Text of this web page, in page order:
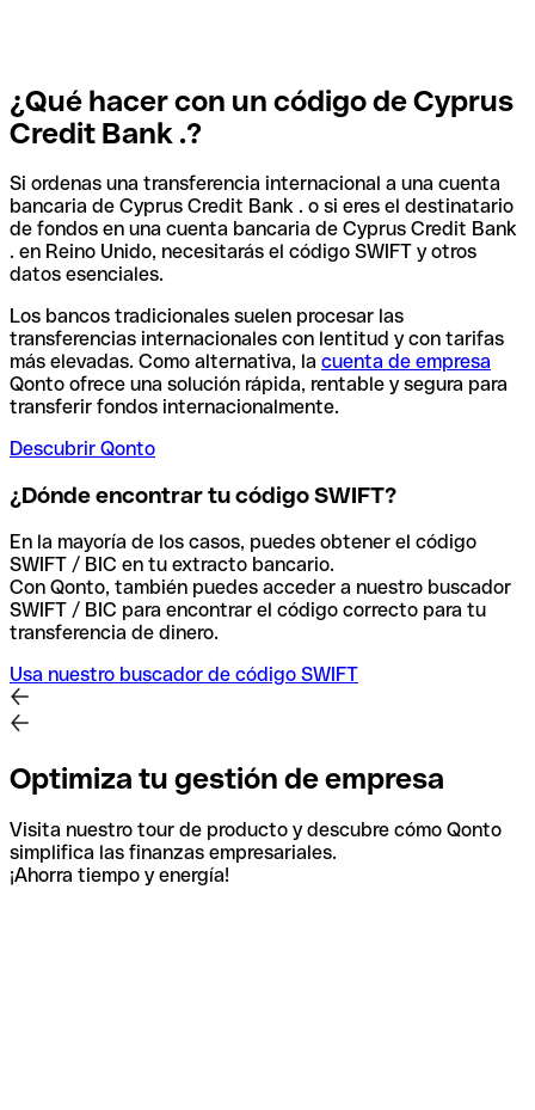
¿Qué hacer con un código de Cyprus
Credit Bank .?
Si ordenas una transferencia internacional a una cuenta
bancaria de Cyprus Credit Bank . o si eres el destinatario
de fondos en una cuenta bancaria de Cyprus Credit Bank
. en Reino Unido, necesitarás el código SWIFT y otros
datos esenciales.
Los bancos tradicionales suelen procesar las
transferencias internacionales con lentitud y con tarifas
más elevadas. Como alternativa, la cuenta de empresa
Qonto ofrece una solución rápida, rentable y segura para
transferir fondos internacionalmente.
Descubrir Qonto
¿Dónde encontrar tu código SWIFT?
En la mayoría de los casos, puedes obtener el código
SWIFT / BIC en tu extracto bancario.
Con Qonto, también puedes acceder a nuestro buscador
SWIFT / BIC para encontrar el código correcto para tu
transferencia de dinero.
Usa nuestro buscador de código SWIFT
Optimiza tu gestión de empresa
Visita nuestro tour de producto y descubre cómo Qonto
simplifica las finanzas empresariales.
¡Ahorra tiempo y energía!